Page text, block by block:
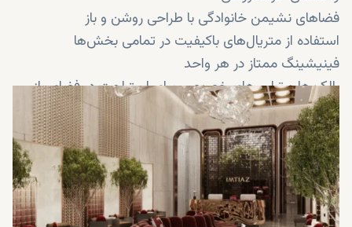
فضاهای نشیمن خانوادگی با طراحی روشن و باز
استفاده از متریال‌های باکیفیت در تمامی بخش‌ها
فینیشینگ ممتاز در هر واحد
بالکن‌ها و تراس‌های خصوصی برای استراحت در فضای باز
نقشه‌های هوشمندانه با تمرکز بر راحتی و کاربردی‌بودن
باغ‌های محوطه‌سازی‌شده و مسیرهای پیاده‌روی
فضاهای کار اشتراکی و فضاهای اجتماعی ساکنان
استخرهای شنا برای بزرگسالان و کودکان
محوطه‌های تفریحی مناسب خانواده‌ها